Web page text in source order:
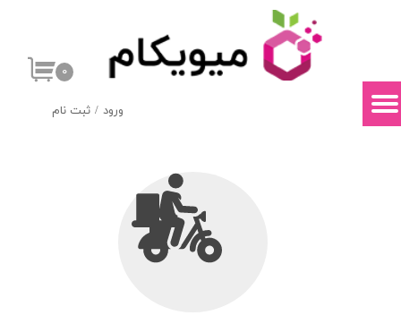
ورود / ثبت نام
حساب کاربری من
تغییر گذر واژه
سفارشات
۰